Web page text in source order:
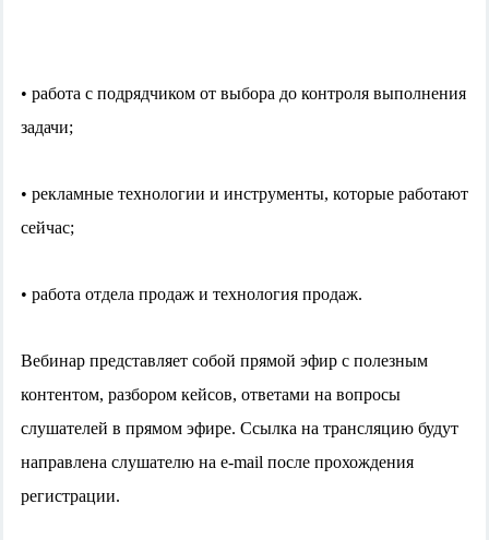
• работа с подрядчиком от выбора до контроля выполнения
задачи;
• рекламные технологии и инструменты, которые работают
сейчас;
• работа отдела продаж и технология продаж.
Вебинар представляет собой прямой эфир с полезным
контентом, разбором кейсов, ответами на вопросы
слушателей в прямом эфире. Ссылка на трансляцию будут
направлена слушателю на e-mail после прохождения
регистрации.